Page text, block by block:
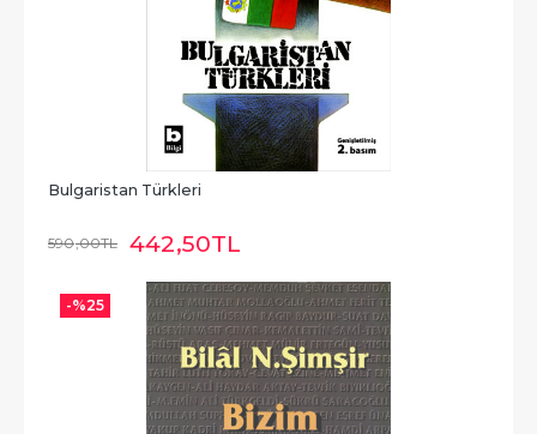
Bulgaristan Türkleri
590,00TL 442,50TL
-%25